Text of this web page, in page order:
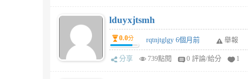
lduyxjtsmh
0.0分 rqtnjtglgy 6個月前 舉報
分享 739點閱 0 評論/給分 1